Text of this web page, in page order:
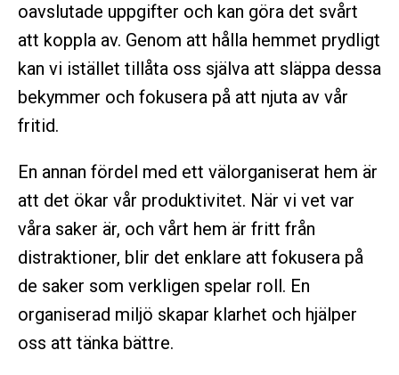
oavslutade uppgifter och kan göra det svårt
att koppla av. Genom att hålla hemmet prydligt
kan vi istället tillåta oss själva att släppa dessa
bekymmer och fokusera på att njuta av vår
fritid.
En annan fördel med ett välorganiserat hem är
att det ökar vår produktivitet. När vi vet var
våra saker är, och vårt hem är fritt från
distraktioner, blir det enklare att fokusera på
de saker som verkligen spelar roll. En
organiserad miljö skapar klarhet och hjälper
oss att tänka bättre.